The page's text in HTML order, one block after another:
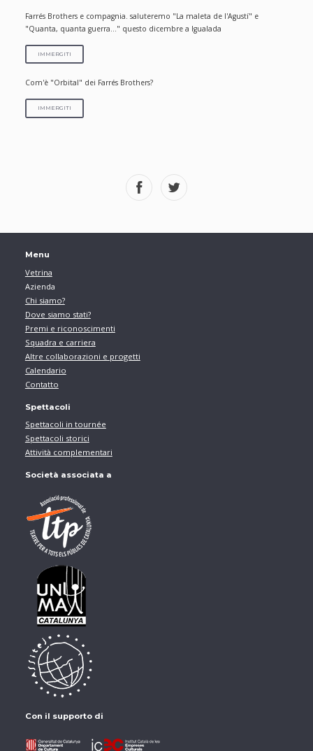
Farrés Brothers e compagnia. saluteremo "La maleta de l'Agustí" e
"Quanta, quanta guerra..." questo dicembre a Igualada
IMMERGITI
Com'è "Orbital" dei Farrés Brothers?
IMMERGITI
Menu
Vetrina
Azienda
Chi siamo?
Dove siamo stati?
Premi e riconoscimenti
Squadra e carriera
Altre collaborazioni e progetti
Calendario
Contatto
Spettacoli
Spettacoli in tournée
Spettacoli storici
Attività complementari
Società associata a
Con il supporto di